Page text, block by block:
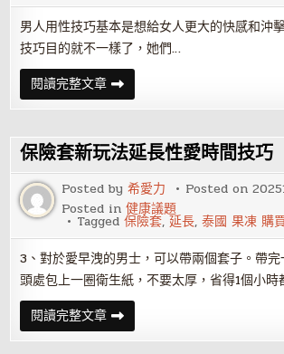
男人用性技巧基本是想給女人更大的快感和沖
技巧目的就不一樣了，她們…
閱讀完整文章四
個
性
技
巧
讓
你
玩
的
更
持
久
保險套新玩法延長性愛時間技巧
Posted by希愛力 Posted on
Posted in健康議題
Tagged保險套,延長,泰國 果凍 購
3、對於愛早洩的男士，可以帶兩個套子。帶
頭處包上一圈衛生紙，不要太厚，省得1個小時
閱讀完整文章保
險
套